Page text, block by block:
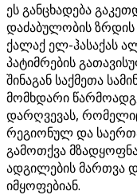
ეს განცხადება
დაძაბულობის ზრდის
ქალაქ ელ-ჰასაქას
პატიმრების
შინაგან საქმეთა
მომხდარი
დარღვევას,
რეგიონულ და
გამოთქვა
ადგილების მართვა
იმყოფებიან.